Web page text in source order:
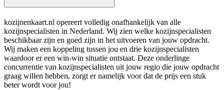
kozijnenkaart.nl opereert volledig onafhankelijk van alle
kozijnspecialisten in Nederland. Wij zien welke kozijnspecialisten
beschikbaar zijn en goed zijn in het uitvoeren van jouw opdracht.
Wij maken een koppeling tussen jou en drie kozijnspecialisten
waardoor er een win-win situatie ontstaat. Deze onderlinge
concurrentie van kozijnspecialisten uit jouw regio die jouw opdracht
graag willen hebben, zorgt er namelijk voor dat de prijs een stuk
beter wordt voor jou!